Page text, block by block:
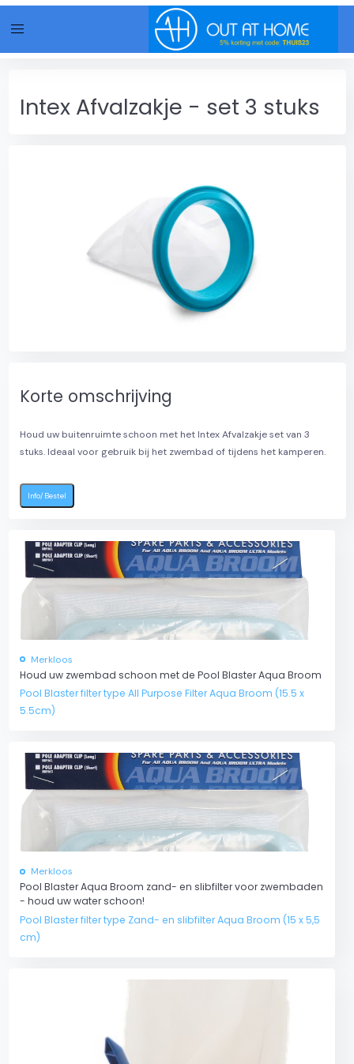
menu
Intex Afvalzakje - set 3 stuks
Korte omschrijving
Houd uw buitenruimte schoon met het Intex Afvalzakje set van 3
stuks. Ideaal voor gebruik bij het zwembad of tijdens het kamperen.
Info/Bestel
Merkloos
Houd uw zwembad schoon met de Pool Blaster Aqua Broom
Pool Blaster filter type All Purpose Filter Aqua Broom (15.5 x
5.5cm)
Merkloos
Pool Blaster Aqua Broom zand- en slibfilter voor zwembaden
- houd uw water schoon!
Pool Blaster filter type Zand- en slibfilter Aqua Broom (15 x 5,5
cm)